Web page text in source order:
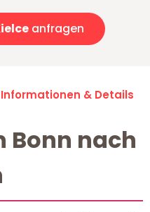
anfragen
& Details
Bonn nach